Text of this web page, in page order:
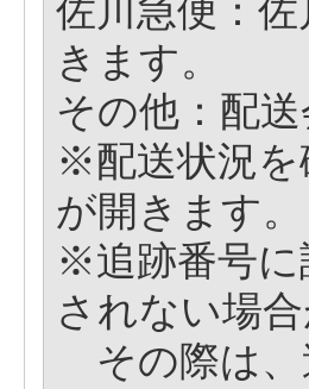
佐川急便：
きます。
その他：配
※配送状況を
が開きます。
※追跡番号に
されない場
その際は、